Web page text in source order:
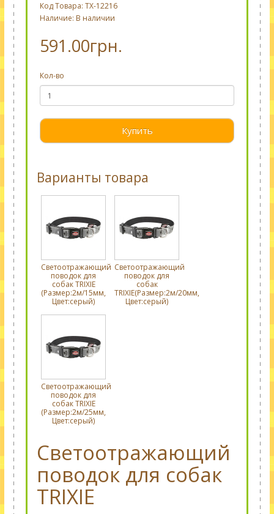
Код Товара: TX-12216
Наличие: В наличии
591.00грн.
Кол-во
Купить
Варианты товара
Светоотражающий
поводок для
собак TRIXIE
(Размер:2м/15мм,
Цвет:серый)
Светоотражающий
поводок для
собак
TRIXIE(Размер:2м/20мм,
Цвет:серый)
Светоотражающий
поводок для
собак TRIXIE
(Размер:2м/25мм,
Цвет:серый)
Светоотражающий
поводок для собак
TRIXIE